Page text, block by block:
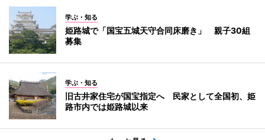
学ぶ・知る
姫路城で「国宝五城天守合同床磨き」 親子30組
募集
学ぶ・知る
旧古井家住宅が国宝指定へ 民家として全国初、姫
路市内では姫路城以来